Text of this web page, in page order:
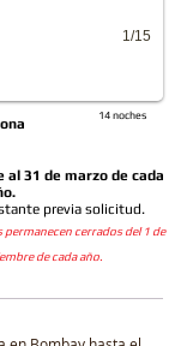
1/15
14 noches
al 31 de marzo de cada
previa solicitud.
permanecen cerrados del 1 de
de cada año.